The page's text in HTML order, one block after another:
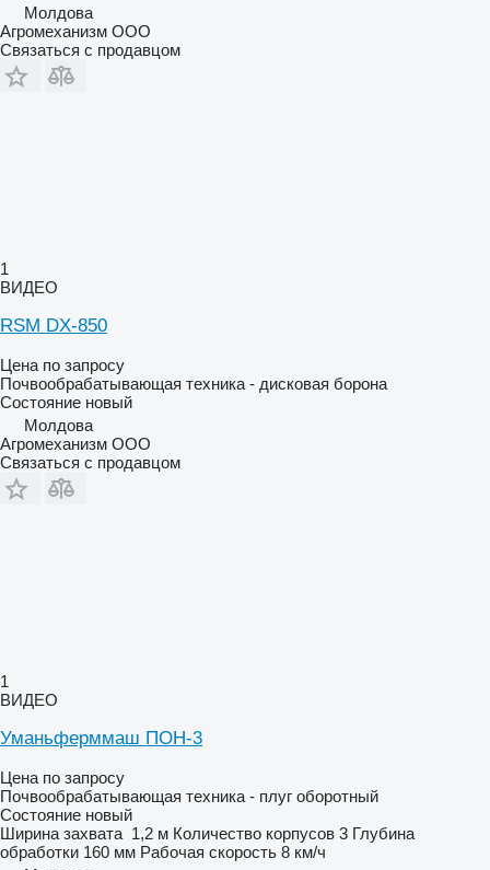
Молдова
Агромеханизм ООО
Связаться с продавцом
1
ВИДЕО
RSM DX-850
Цена по запросу
Почвообрабатывающая техника - дисковая борона
Состояние новый
Молдова
Агромеханизм ООО
Связаться с продавцом
1
ВИДЕО
Уманьферммаш ПОН-3
Цена по запросу
Почвообрабатывающая техника - плуг оборотный
Состояние новый
Ширина захвата 1,2 м Количество корпусов 3 Глубина
обработки 160 мм Рабочая скорость 8 км/ч